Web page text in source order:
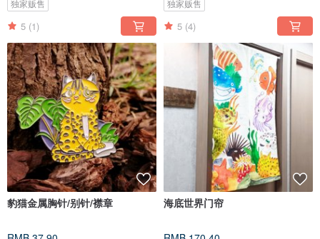
独家贩售
5 (1)
独家贩售
5 (4)
豹猫金属胸针/别针/襟章 海底世界门帘